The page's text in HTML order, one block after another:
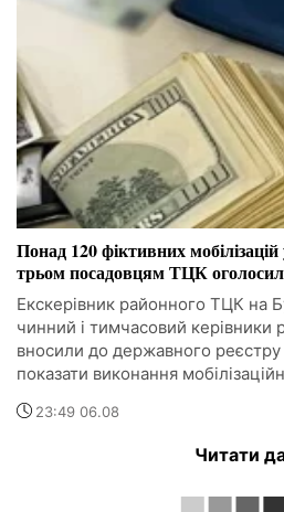
Понад 120 фіктивних мобілізацій
трьом посадовцям ТЦК
Екскерівник районного ТЦК на
чинний і тимчасовий
вносили до державного
показати виконання
23:49 06.08
Читати